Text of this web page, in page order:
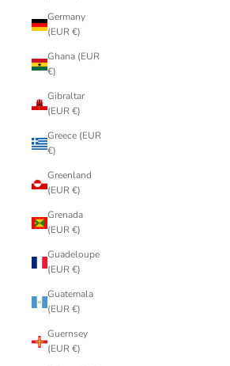
Germany
(EUR €)
Ghana (EUR
€)
Gibraltar
(EUR €)
Greece (EUR
€)
Greenland
(EUR €)
Grenada
(EUR €)
Guadeloupe
(EUR €)
Guatemala
(EUR €)
Guernsey
(EUR €)